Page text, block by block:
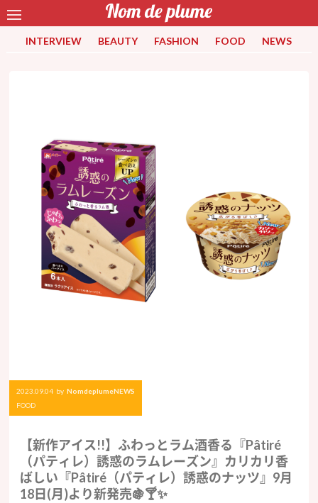
INTERVIEW BEAUTY FASHION FOOD NEWS
2023.09.04 by NomdeplumeNEWS
FOOD
【新作アイス!!】ふわっとラム酒香る『Pâtiré
（パティレ）誘惑のラムレーズン』カリカリ香
ばしい『Pâtiré（パティレ）誘惑のナッツ』9月
18日(月)より新発売🍇🍸✨